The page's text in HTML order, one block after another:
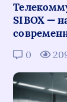
SIBOX —
0